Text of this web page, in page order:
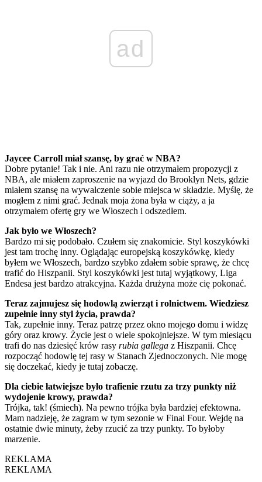
ad
Jaycee Carroll miał szansę, by grać w NBA?
Dobre pytanie! Tak i nie. Ani razu nie otrzymałem propozycji z
NBA, ale miałem zaproszenie na wyjazd do Brooklyn Nets, gdzie
miałem szansę na wywalczenie sobie miejsca w składzie. Myślę, że
mogłem z nimi grać. Jednak moja żona była w ciąży, a ja
otrzymałem ofertę gry we Włoszech i odszedłem.
Jak było we Włoszech?
Bardzo mi się podobało. Czułem się znakomicie. Styl koszykówki
jest tam trochę inny. Oglądając europejską koszykówkę, kiedy
byłem we Włoszech, bardzo szybko zdałem sobie sprawę, że chcę
trafić do Hiszpanii. Styl koszykówki jest tutaj wyjątkowy, Liga
Endesa jest bardzo atrakcyjna. Każda drużyna może cię pokonać.
Teraz zajmujesz się hodowlą zwierząt i rolnictwem. Wiedziesz
zupełnie inny styl życia, prawda?
Tak, zupełnie inny. Teraz patrzę przez okno mojego domu i widzę
góry oraz krowy. Życie jest o wiele spokojniejsze. W tym miesiącu
trafi do nas dziesięć krów rasy rubia gallega z Hiszpanii. Chcę
rozpocząć hodowlę tej rasy w Stanach Zjednoczonych. Nie mogę
się doczekać, kiedy je tutaj zobaczę.
Dla ciebie łatwiejsze było trafienie rzutu za trzy punkty niż
wydojenie krowy, prawda?
Trójka, tak! (śmiech). Na pewno trójka była bardziej efektowna.
Mam nadzieję, że zagram w tym sezonie w Final Four. Wejdę na
ostatnie dwie minuty, żeby rzucić za trzy punkty. To byłoby
marzenie.
REKLAMA
REKLAMA